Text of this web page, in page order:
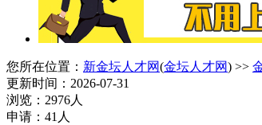
您所在位置： 新金坛人才网(金坛人才网) >>
更新时间：2026-07-31
浏览：2976人
申请：41人